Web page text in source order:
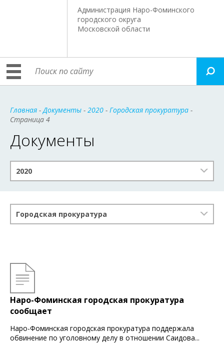
Администрация Наро-Фоминского
городского округа
Московской области
Главная -Документы - 2020 - Городская прокуратура -
Страница 4
Документы
2020
Городская прокуратура
Наро-Фоминская городская прокуратура
сообщает
Наро-Фоминская городская прокуратура поддержала
обвинение по уголовному делу в отношении Саидова...